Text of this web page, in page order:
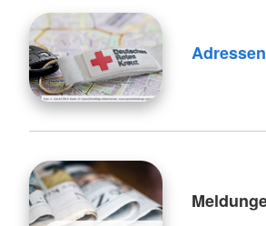
Adressen